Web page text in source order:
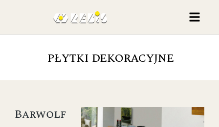
PŁYTKI DEKORACYJNE
Barwolf